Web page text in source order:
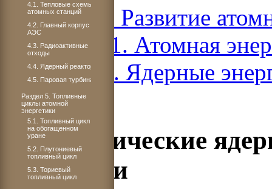
Книга 4. Развитие
ЧАСТЬ 1. Атомная
Раздел 3. Ядерные
3.2. Космические
установки
4.1. Тепловые схемы
атомных станций
4.2. Главный корпус
АЭС
4.3. Радиоактивные
отходы
4.4. Ядерный реактор
4.5. Паровая турбина
Раздел 5. Топливные
циклы атомной
энергетики
5.1. Топливный цикл
на обогащенном
уране
5.2. Плутониевый
топливный цикл
5.3. Ториевый
топливный цикл